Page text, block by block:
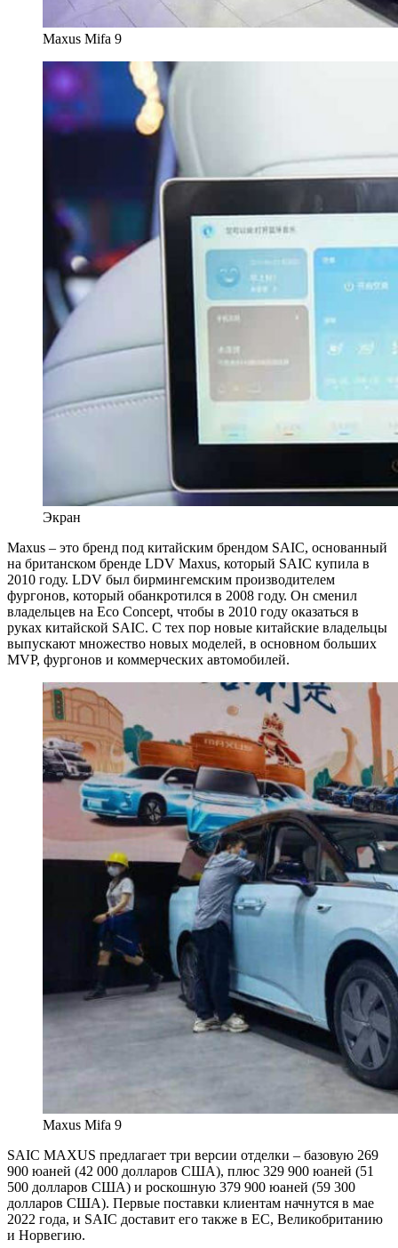
Maxus Mifa 9
Экран
Maxus – это бренд под китайским брендом SAIC, основанный
на британском бренде LDV Maxus, который SAIC купила в
2010 году. LDV был бирмингемским производителем
фургонов, который обанкротился в 2008 году. Он сменил
владельцев на Eco Concept, чтобы в 2010 году оказаться в
руках китайской SAIC. С тех пор новые китайские владельцы
выпускают множество новых моделей, в основном больших
MVP, фургонов и коммерческих автомобилей.
Maxus Mifa 9
SAIC MAXUS предлагает три версии отделки – базовую 269
900 юаней (42 000 долларов США), плюс 329 900 юаней (51
500 долларов США) и роскошную 379 900 юаней (59 300
долларов США). Первые поставки клиентам начнутся в мае
2022 года, и SAIC доставит его также в ЕС, Великобританию
и Норвегию.